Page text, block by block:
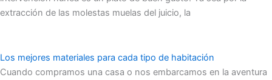
extracción de las molestas muelas del juicio, la
Los mejores materiales para cada tipo de habitación
Cuando compramos una casa o nos embarcamos en la aventura